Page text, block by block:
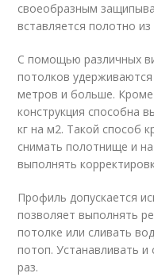
своеобразным
вставляется полотно
С помощью различных
потолков
метров и больше.
конструкция способна
кг на м2. Такой способ
снимать полотнище и
выполнять
Профиль допускается
позволяет выполнять
потолке или сливать
потоп. Устанавливать
раз.